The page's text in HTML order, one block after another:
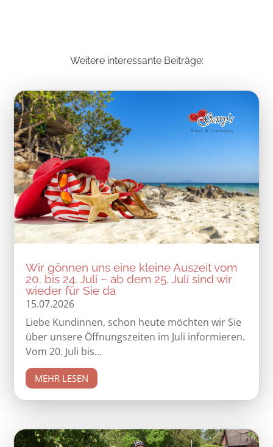
Weitere interessante Beiträge:
Wir gönnen uns eine kleine Auszeit vom
20. bis 24. Juli – ab dem 25. Juli sind wir
wieder für Sie da
15.07.2026
Liebe Kundinnen, schon heute möchten wir Sie
über unsere Öffnungszeiten im Juli informieren.
Vom 20. Juli bis...
MEHR LESEN